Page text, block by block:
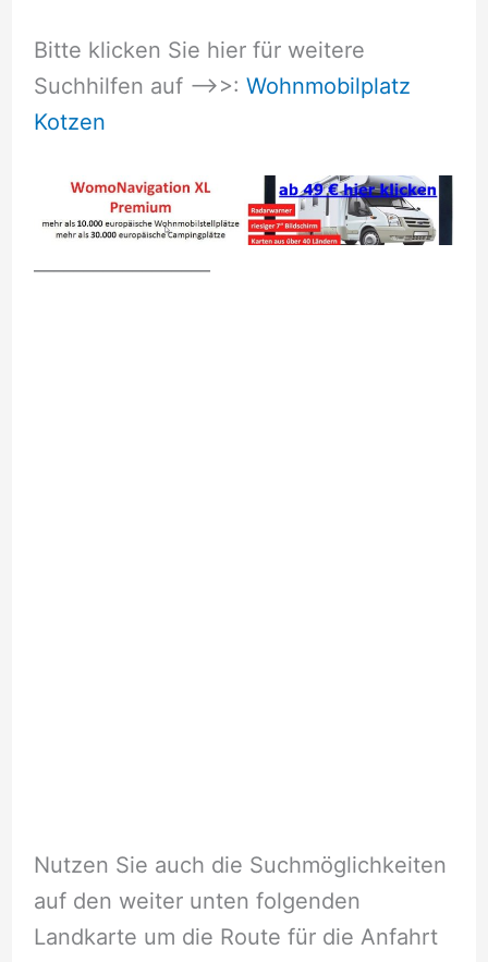
Bitte klicken Sie hier für weitere
Suchhilfen auf –>>: Wohnmobilplatz
Kotzen
Nutzen Sie auch die Suchmöglichkeiten
auf den weiter unten folgenden
Landkarte um die Route für die Anfahrt